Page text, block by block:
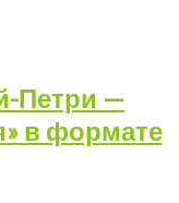
Петри —
в формате